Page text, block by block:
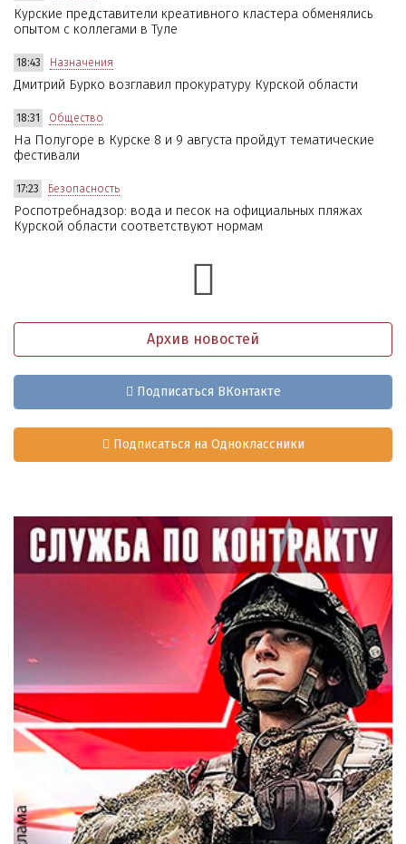
Курские представители креативного кластера обменялись
опытом с коллегами в Туле
18:43 Назначения
Дмитрий Бурко возглавил прокуратуру Курской области
18:31 Общество
На Полугоре в Курске 8 и 9 августа пройдут тематические
фестивали
17:23 Безопасность
Роспотребнадзор: вода и песок на официальных пляжах
Курской области соответствуют нормам
Архив новостей
Подписаться ВКонтакте
Подписаться на Одноклассники